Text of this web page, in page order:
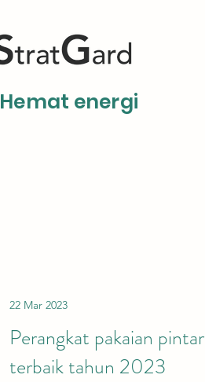
Hemat energi
22 Mar 2023
Perangkat pakaian pintar
terbaik tahun 2023